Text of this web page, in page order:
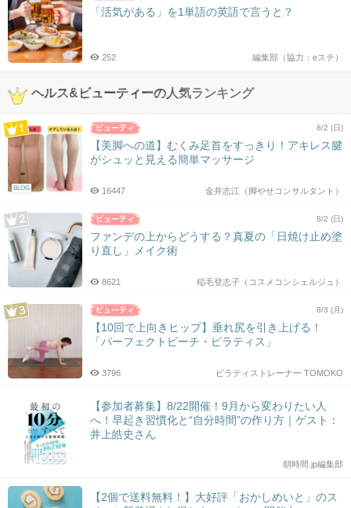
「活気がある」を1単語の英語で言うと？
編集部（協力：eステ）
252
ヘルス&ビューティーの人気ランキング
BLOG
8/2 (日)
【美脚への道】むくみ足首をすっきり！アキレス腱
がシュッと見える簡単マッサージ
金井志江（脚やせコンサルタント）
16447
8/2 (日)
ファンデの上からどうする？真夏の「日焼け止め塗
り直し」メイク術
稲毛登志子（コスメコンシェルジュ）
8621
8/3 (月)
【10回で上向きヒップ】垂れ尻を引き上げる！
「パーフェクトピーチ・ピラティス」
ピラティストレーナー TOMOKO
3796
【参加者募集】8/22開催！9月から変わりたい人
へ！早起き習慣化と“自分時間”の作り方｜ゲスト：
井上皓史さん
朝時間.jp編集部
【2個で送料無料！】大好評「おかしめいと」のス